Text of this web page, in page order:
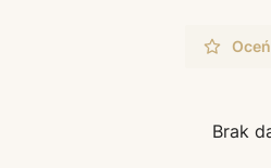
Brak